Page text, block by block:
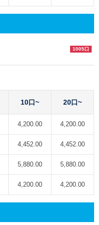
1005口
10口~ 20口~
4,200.00 4,200.00
4,452.00 4,452.00
5,880.00 5,880.00
4,200.00 4,200.00